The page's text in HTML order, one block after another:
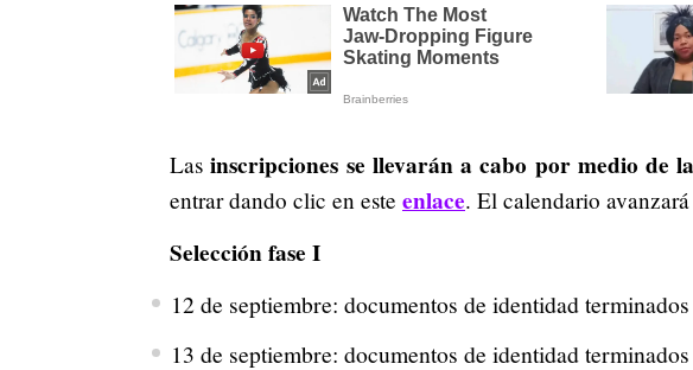
Lasinscripciones se llevarán a cabo por medio de
entrar dando clic en este enlace. El calendario
Selección fase I
12 de septiembre: documentos de identidad
13 de septiembre: documentos de identidad